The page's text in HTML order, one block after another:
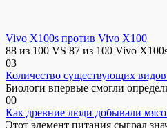
Vivo X100s против Vivo X100
88 из 100 VS 87 из 100 Vivo
03
Количество существующих
Биологи впервые смогли
00
Как древние люди добывали
Этот элемент питания сыграл